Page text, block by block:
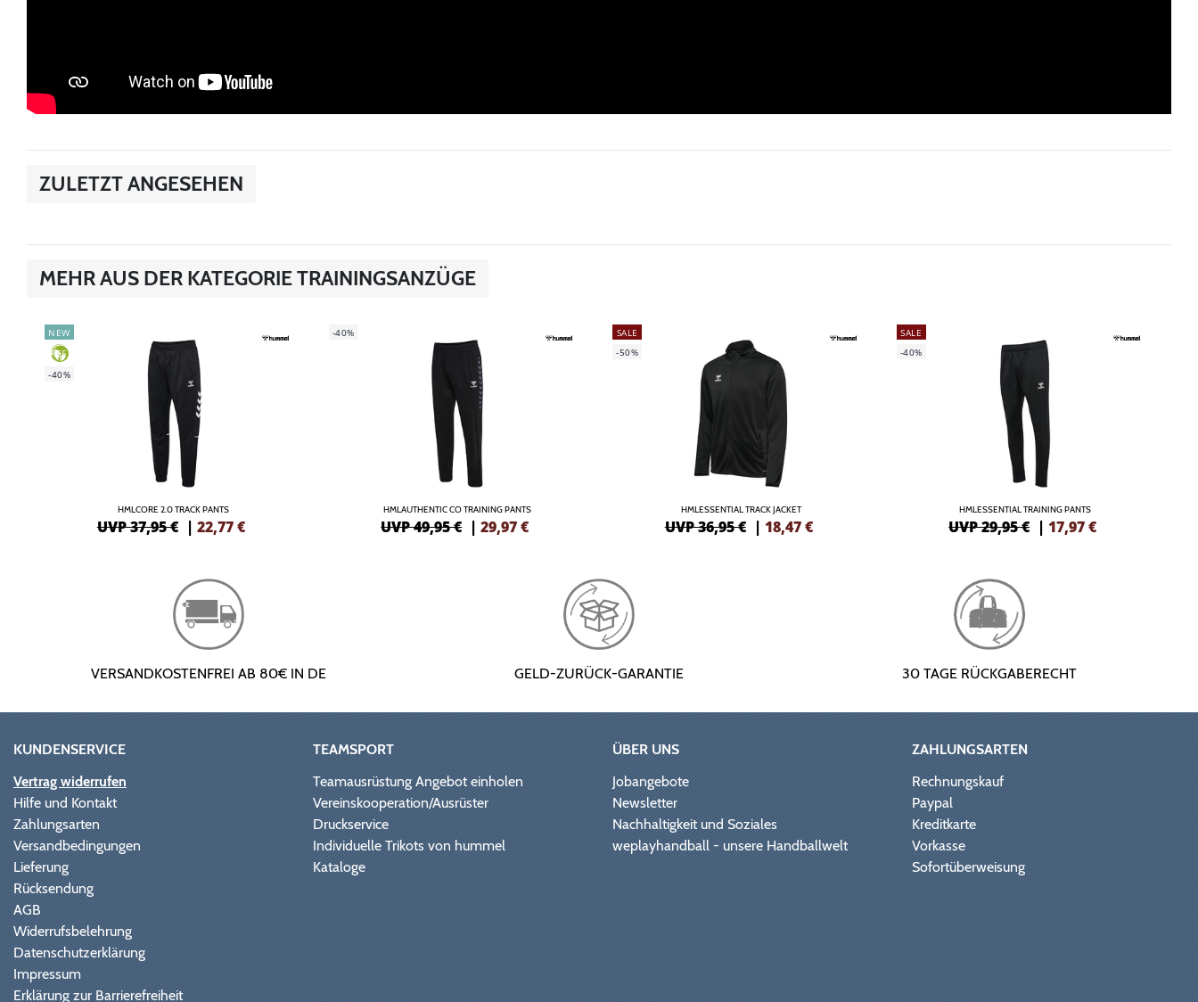
ZULETZT ANGESEHEN
MEHR AUS DER KATEGORIE TRAININGSANZÜGE
NEW
GREEN
-40%
HMLCORE 2.0 TRACK PANTS
UVP 37,95 € | 22,77€
-40%
HMLAUTHENTIC CO TRAINING PANTS
UVP 49,95 € |29,97€
SALE
-50%
HMLESSENTIAL TRACK JACKET
UVP 36,95 € | 18,47€
SALE
-40%
HMLESSENTIAL TRAINING PANTS
UVP 29,95 € |17,97€
VERSANDKOSTENFREI AB 80€ IN DE GELD-ZURÜCK-GARANTIE 30 TAGE RÜCKGABERECHT
KUNDENSERVICE
Vertrag widerrufen
Hilfe und Kontakt
Zahlungsarten
Versandbedingungen
Lieferung
Rücksendung
AGB
Widerrufsbelehrung
Datenschutzerklärung
Impressum
Erklärung zur Barrierefreiheit
TEAMSPORT
Teamausrüstung Angebot einholen
Vereinskooperation/Ausrüster
Druckservice
Individuelle Trikots von hummel
Kataloge
ÜBER UNS
Jobangebote
Newsletter
Nachhaltigkeit und Soziales
weplayhandball - unsere Handballwelt
ZAHLUNGSARTEN
Rechnungskauf
Paypal
Kreditkarte
Vorkasse
Sofortüberweisung